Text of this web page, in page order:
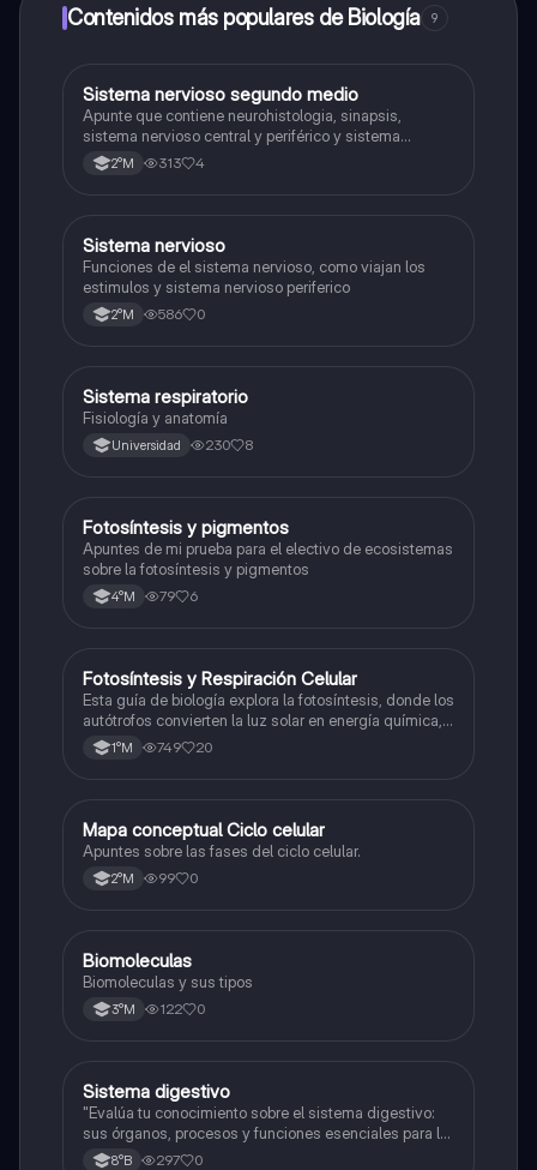
a determinadas funciones.
Contenidos más populares de Biología 9
Biología
Sistema nervioso segundo medio
Apunte que contiene neurohistologia, sinapsis,
sistema nervioso central y periférico y sistema
endocrino
2°M 313 4
SBiología
Sistema nervioso
Funciones de el sistema nervioso, como viajan los
estimulos y sistema nervioso periferico
2°M 586 0
Biología
Sistema respiratorio
Fisiología y anatomía
Universidad 230 8
Biología
Fotosíntesis y pigmentos
Apuntes de mi prueba para el electivo de ecosistemas
sobre la fotosíntesis y pigmentos
4°M 79 6
Biología
Fotosíntesis y Respiración Celular
Esta guía de biología explora la fotosíntesis, donde los
autótrofos convierten la luz solar en energía química, y
la respiración celular, un proceso vital para el flujo de
energía en los ecosistemas.
1°M 749 20
Biología
Mapa conceptual Ciclo celular
Apuntes sobre las fases del ciclo celular.
2°M 99 0
Biología
Biomoleculas
Biomoleculas y sus tipos
3°M 122 0
Biología
Sistema digestivo
"Evalúa tu conocimiento sobre el sistema digestivo:
sus órganos, procesos y funciones esenciales para la
nutrición."
8°B 297 0